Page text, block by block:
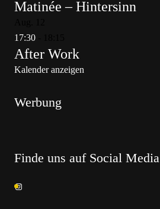
Matinée – Hintersinn
17:30
After Work
Kalender anzeigen
Werbung
Finde uns auf Social Media